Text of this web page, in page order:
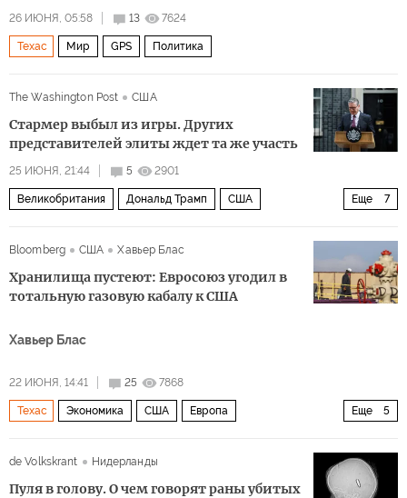
26 ИЮНЯ, 05:58 13 7624
Техас Мир GPS Политика
The Washington Post США
Стармер выбыл из игры. Других
представителей элиты ждет та же участь
25 ИЮНЯ, 21:44 5 2901
Еще 7
Великобритания Дональд Трамп США
Палата общин Политика
Bloomberg США Хавьер Блас
Хранилища пустеют: Евросоюз угодил в
тотальную газовую кабалу к США
Хавьер Блас
22 ИЮНЯ, 14:41 25 7868
Еще 5
Техас Экономика США Европа
de Volkskrant Нидерланды
Пуля в голову. О чем говорят раны убитых